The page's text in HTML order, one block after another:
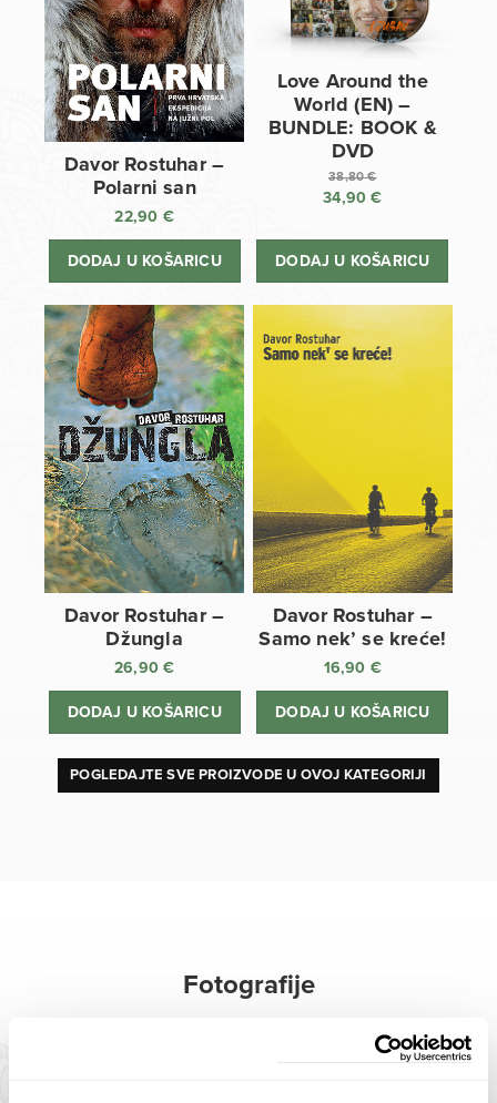
Davor Rostuhar –
Polarni san
22,90 €
DODAJ U KOŠARICU
Love Around the
World (EN) –
BUNDLE: BOOK &
DVD
38,80€
Izvorna
bila
34,90€
cijena
DODAJ U KOŠARICU
Davor Rostuhar –
Džungla
26,90€
DODAJ U KOŠARICU
Davor Rostuhar –
Samo nek’ se kreće!
16,90 €
DODAJ U KOŠARICU
POGLEDAJTE SVE PROIZVODE U OVOJ KATEGORIJI
Fotografije